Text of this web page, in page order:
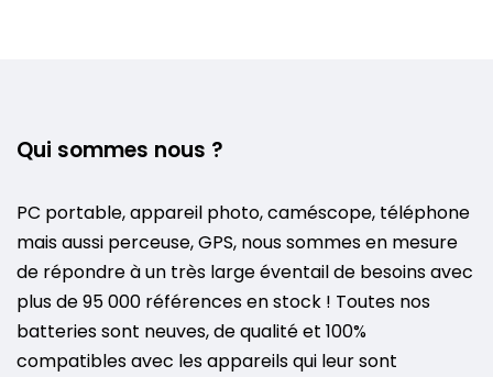
Qui sommes nous ?
PC portable, appareil photo, caméscope, téléphone
mais aussi perceuse, GPS, nous sommes en mesure
de répondre à un très large éventail de besoins avec
plus de 95 000 références en stock ! Toutes nos
batteries sont neuves, de qualité et 100%
compatibles avec les appareils qui leur sont